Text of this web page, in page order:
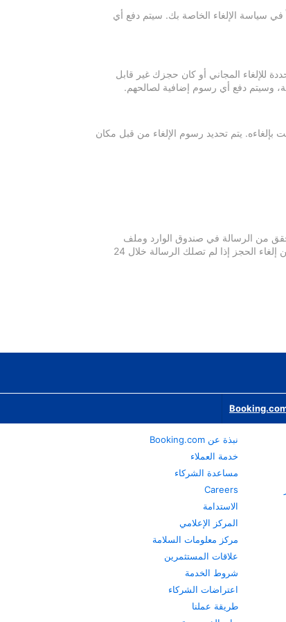
في سياسة الإلغاء الخاصة بك. سيتم دفع أي
للإلغاء المجاني أو كان حجزك غير قابل
وسيتم دفع أي رسوم إضافية لصالحهم.
بإلغاءه. يتم تحديد رسوم الإلغاء من قبل مكان
من الرسالة في صندوق الوارد وملف
الرسائل غير المرغوبة في بريدك الإلكتروني. يرجى التواصل مع مكان الإقامة للتأكد من إلغاء الحجز إذا لم تصلك الرسالة خلال 24
نبذة عن Booking.com
خدمة العملاء
مساعدة الشركاء
Careers
الاستدامة
المركز الإعلامي
مركز معلومات السلامة
علاقات المستثمرين
شروط الخدمة
اعتراضات الشركاء
طريقة عملنا